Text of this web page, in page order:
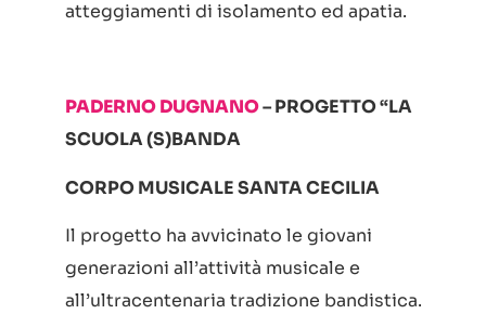
atteggiamenti di isolamento ed apatia.
PADERNO DUGNANO– PROGETTO “LA
SCUOLA (S)BANDA
CORPO MUSICALE SANTA CECILIA
Il progetto ha avvicinato le giovani
generazioni all’attività musicale e
all’ultracentenaria tradizione bandistica.